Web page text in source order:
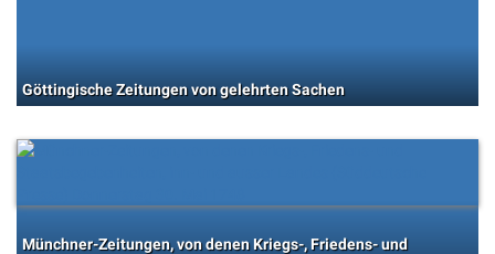
Göttingische Zeitungen von gelehrten Sachen
Münchner-Zeitungen, von denen Kriegs-, Friedens- und